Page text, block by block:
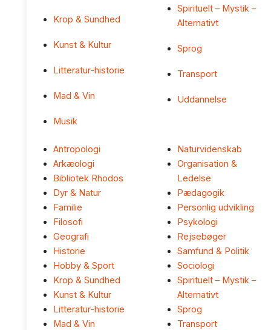
Krop & Sundhed
Kunst & Kultur
Litteratur-historie
Mad & Vin
Musik
Spirituelt – Mystik –
Alternativt
Sprog
Transport
Uddannelse
Antropologi
Arkæologi
Bibliotek Rhodos
Dyr & Natur
Familie
Filosofi
Geografi
Historie
Hobby & Sport
Krop & Sundhed
Kunst & Kultur
Litteratur-historie
Mad & Vin
Naturvidenskab
Organisation &
Ledelse
Pædagogik
Personlig udvikling
Psykologi
Rejsebøger
Samfund & Politik
Sociologi
Spirituelt – Mystik –
Alternativt
Sprog
Transport